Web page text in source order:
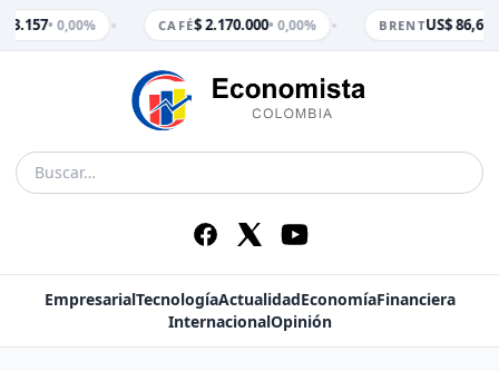
3.157• 0,00% CAFÉ$ 2.170.000• 0,00% BRENTUS$ 86,65
EmpresarialTecnologíaActualidadEconomíaFinanciera
InternacionalOpinión